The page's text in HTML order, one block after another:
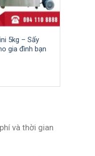
5kg – Sấy
gia đình bạn
và thời gian